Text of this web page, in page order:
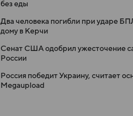
без еды
Два человека погибли при ударе
дому в Керчи
Сенат США одобрил ужесточение
России
Россия победит Украину, считает
Megaupload